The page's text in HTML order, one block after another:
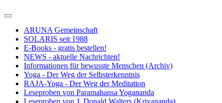
ARUNA Gemeinschaft
SOLARIS seit 1988
E-Books - gratis bestellen!
NEWS - aktuelle Nachrichten!
Informationen für bewusste Menschen (Archiv)
Yoga - Der Weg der Selbsterkenntnis
RAJA-Yoga - Der Weg der Meditation
Leseproben von Paramahansa Yogananda